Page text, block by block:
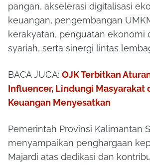
pangan, akselerasi digitalisasi
keuangan, pengembangan
kerakyatan, penguatan ekonomi
syariah, serta sinergi lintas
BACA JUGA: OJK Terbitkan
Influencer, Lindungi Masyarakat
Keuangan Menyesatkan
Pemerintah Provinsi Kalimantan
menyampaikan penghargaan
Majardi atas dedikasi dan